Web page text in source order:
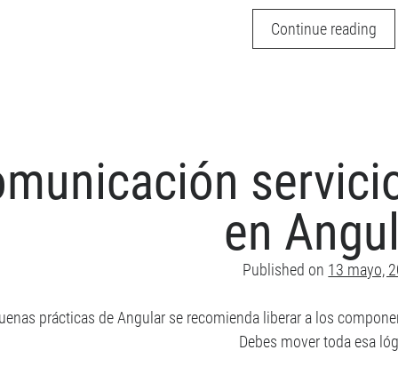
Continue reading
el
en
Published on 13 mayo,
prácticas de Angular se recomienda liberar a los
Debes mover toda esa